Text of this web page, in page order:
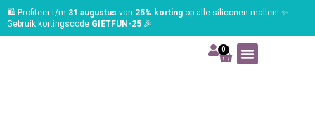
🛍️ Profiteer t/m 31 augustus van 25% korting op alle siliconen mallen! ✨
Gebruik kortingscode GIETFUN-25 🎉
0